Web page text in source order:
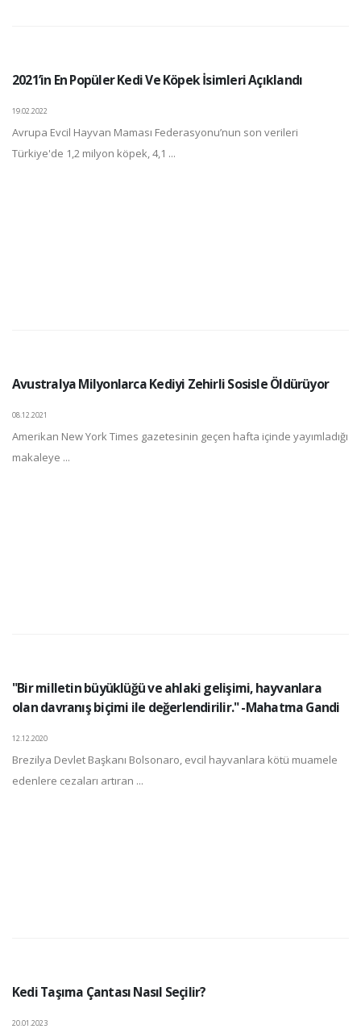
2021’in En Popüler Kedi Ve Köpek İsimleri Açıklandı
19.02.2022
Avrupa Evcil Hayvan Maması Federasyonu’nun son verileri
Türkiye'de 1,2 milyon köpek, 4,1 ...
Avustralya Milyonlarca Kediyi Zehirli Sosisle Öldürüyor
08.12.2021
Amerikan New York Times gazetesinin geçen hafta içinde yayımladığı
makaleye ...
"Bir milletin büyüklüğü ve ahlaki gelişimi, hayvanlara
olan davranış biçimi ile değerlendirilir." -Mahatma Gandi
12.12.2020
Brezilya Devlet Başkanı Bolsonaro, evcil hayvanlara kötü muamele
edenlere cezaları artıran ...
Kedi Taşıma Çantası Nasıl Seçilir?
20.01.2023